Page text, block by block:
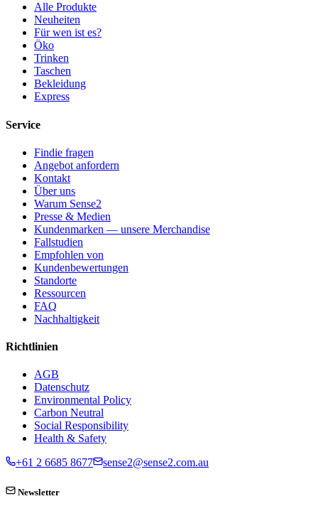
Alle Produkte
Neuheiten
Für wen ist es?
Öko
Trinken
Taschen
Bekleidung
Express
Service
Findie fragen
Angebot anfordern
Kontakt
Über uns
Warum Sense2
Presse & Medien
Kundenmarken — unsere Merchandise
Fallstudien
Empfohlen von
Kundenbewertungen
Standorte
Ressourcen
FAQ
Nachhaltigkeit
Richtlinien
AGB
Datenschutz
Environmental Policy
Carbon Neutral
Social Responsibility
Health & Safety
+61 2 6685 8677
sense2@sense2.com.au
Newsletter